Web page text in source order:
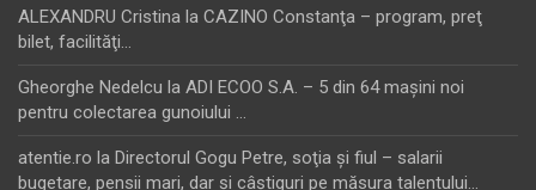
ALEXANDRU Cristina la CAZINO Constanţa – program, preţ
bilet, facilităţi…
Gheorghe Nedelcu la ADI ECOO S.A. – 5 din 64 maşini noi
pentru colectarea gunoiului …
atentie.ro la Directorul Gogu Petre, soţia şi fiul – salarii
bugetare, pensii mari, dar şi câştiguri pe măsura talentului…